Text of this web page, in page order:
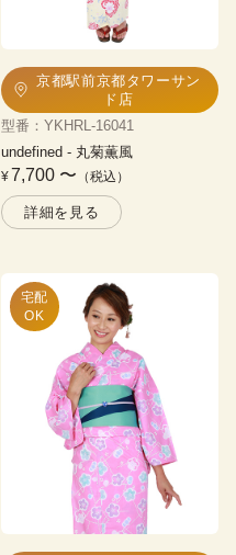
京都駅前京都タワーサン
ド店
型番 ： YKHRL-16041
undefined - 丸菊薫風
¥7,700 〜 （税込）
詳細を見る
宅配
OK